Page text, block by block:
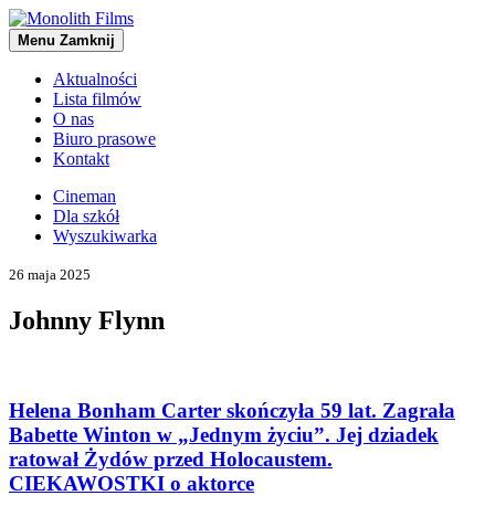
Menu Zamknij
Aktualności
Lista filmów
O nas
Biuro prasowe
Kontakt
Cineman
Dla szkół
Wyszukiwarka
26 maja 2025
Johnny Flynn
Helena Bonham Carter skończyła 59 lat. Zagrała
Babette Winton w „Jednym życiu”. Jej dziadek
ratował Żydów przed Holocaustem.
CIEKAWOSTKI o aktorce